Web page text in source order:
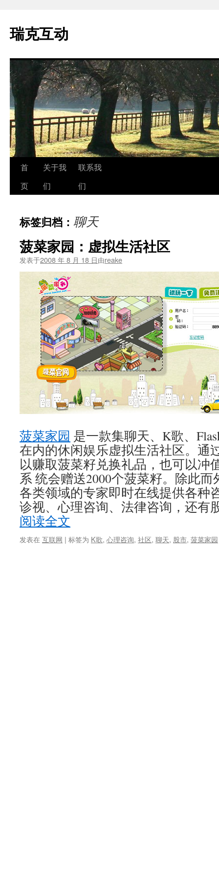
瑞克互动
跳
至
文
首
页
关于我
们
联系我
们
标签归档： 聊天
菠菜家园：虚拟生活社区
发表于2008 年 8 月 18 日由reake
菠菜家园 是一款集聊天、K歌、
在内的休闲娱乐虚拟生活社区。通
以赚取菠菜籽兑换礼品，也可以冲
系 统会赠送2000个菠菜籽。除此
各类领域的专家即时在线提供各种
诊视、心理咨询、法律咨询，还
阅读全文
发表在 互联网 | 标签为 K歌, 心理咨询, 社区, 聊天, 股市, 菠菜家园